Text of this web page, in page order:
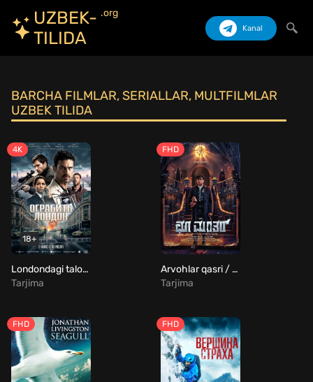
UZBEK-
TILIDA
.org
Kanal
BARCHA FILMLAR, SERIALLAR, MULTFILMLAR
UZBEK TILIDA
4K
18+
Londondagi talonchilik / Britaniyadagi o'g'irlik Uzbek Tilida
Tarjima
FHD
Arvohlar qasri / Sehrgarlik: Qasos / La'nat: Qasos Uzbek Tilida
Tarjima
FHD FHD